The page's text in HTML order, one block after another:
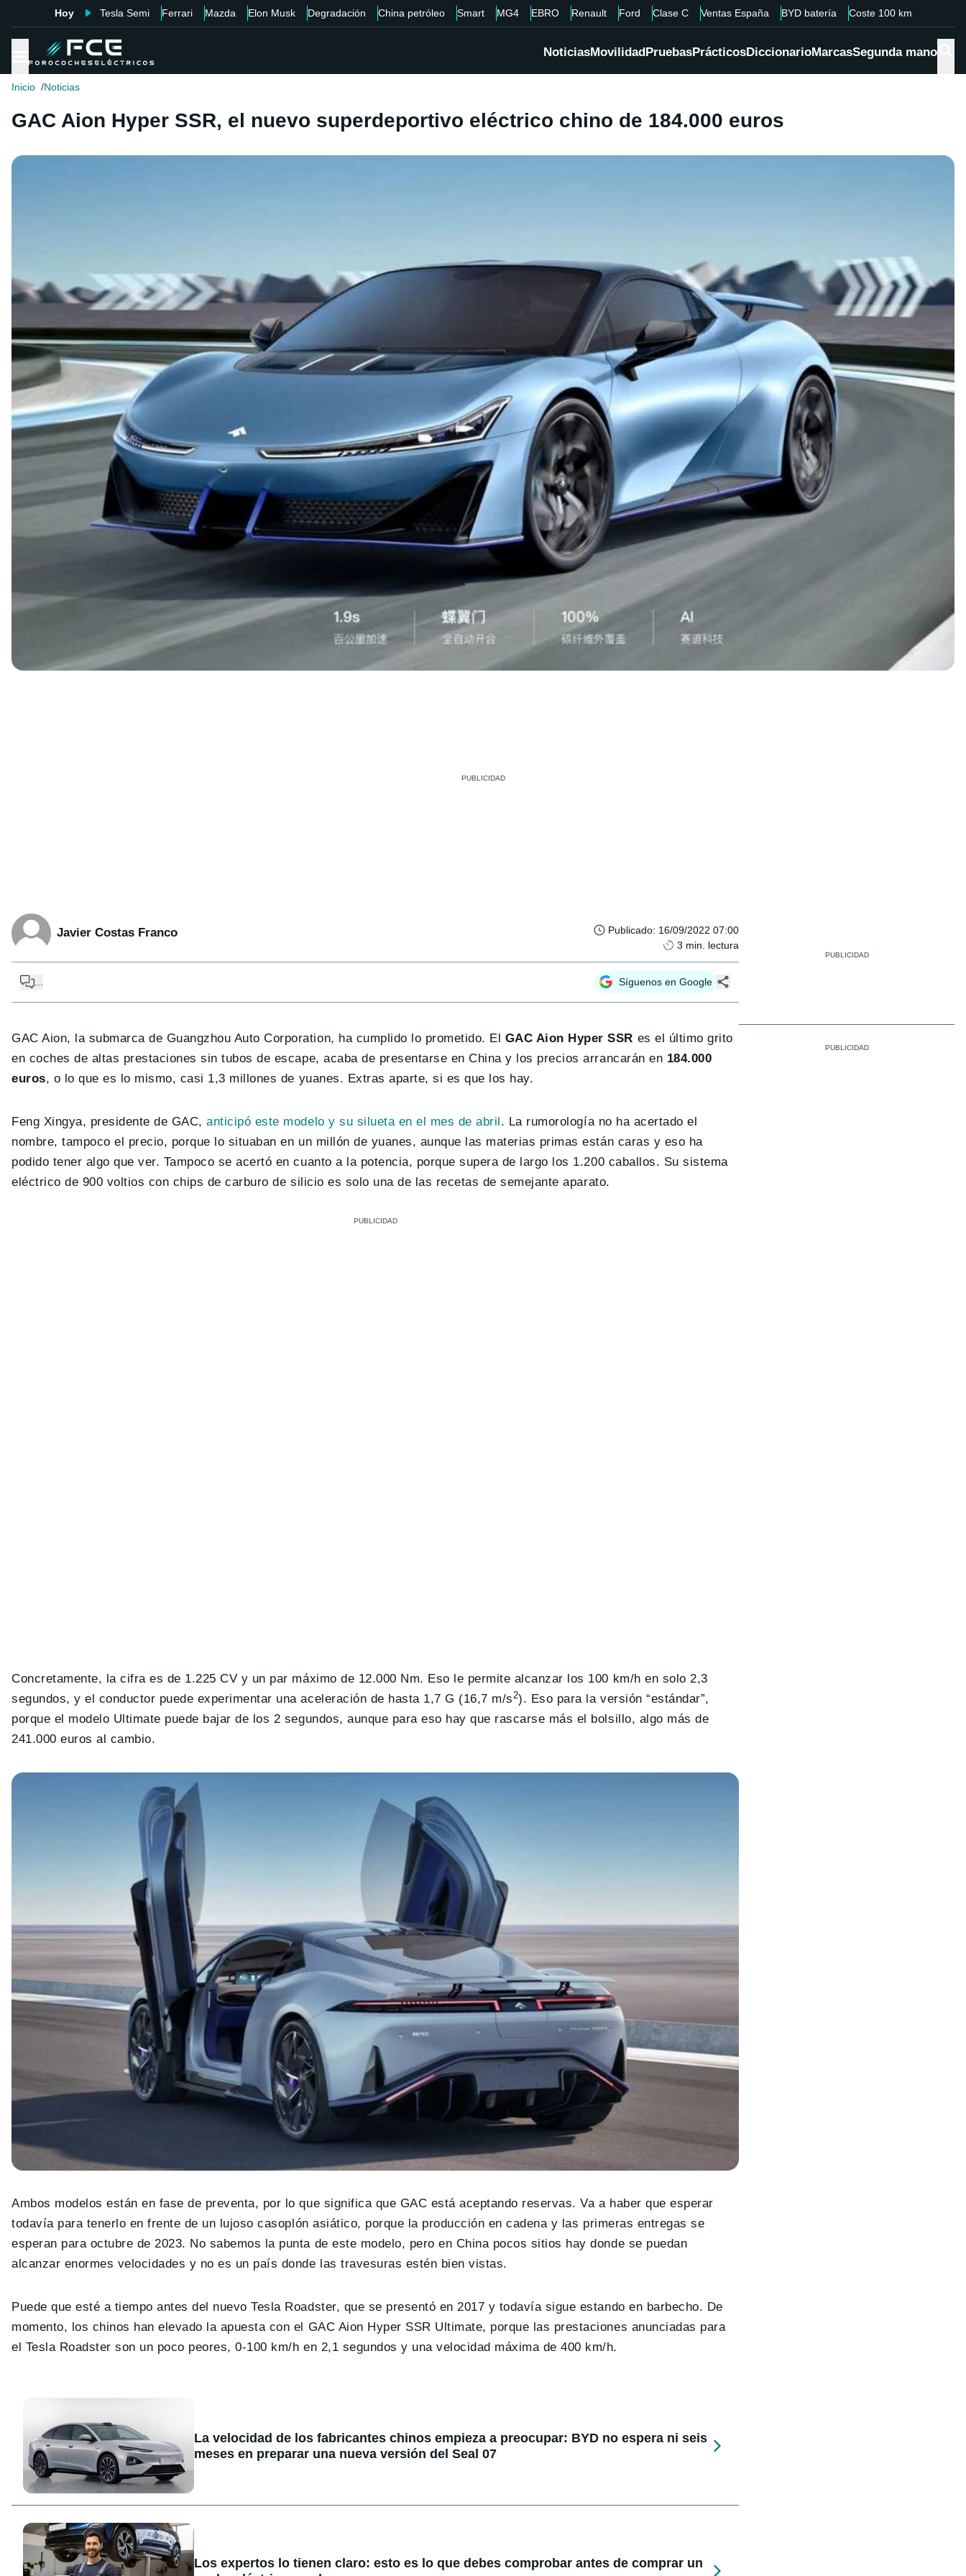
Hoy Tesla Semi Ferrari Mazda Elon Musk Degradación China petróleo Smart MG4 EBRO Renault Ford Clase C Ventas España BYD batería Coste 100 km
NoticiasMovilidadPruebasPrácticosDiccionarioMarcasSegunda mano
Inicio Noticias
GAC Aion Hyper SSR, el nuevo superdeportivo eléctrico chino de 184.000 euros
Javier Costas Franco Publicado: 16/09/2022 07:00
3 min. lectura
Síguenos en Google
GAC Aion, la submarca de Guangzhou Auto Corporation, ha cumplido lo prometido. El GAC Aion Hyper SSR es el último grito
en coches de altas prestaciones sin tubos de escape, acaba de presentarse en China y los precios arrancarán en 184.000
euros, o lo que es lo mismo, casi 1,3 millones de yuanes. Extras aparte, si es que los hay.
Feng Xingya, presidente de GAC,anticipó este modelo y su silueta en el mes de abril. La rumorología no ha acertado el
nombre, tampoco el precio, porque lo situaban en un millón de yuanes, aunque las materias primas están caras y eso ha
podido tener algo que ver. Tampoco se acertó en cuanto a la potencia, porque supera de largo los 1.200 caballos. Su sistema
eléctrico de 900 voltios con chips de carburo de silicio es solo una de las recetas de semejante aparato.
Concretamente, la cifra es de 1.225 CV y un par máximo de 12.000 Nm. Eso le permite alcanzar los 100 km/h en solo 2,3
segundos, y el conductor puede experimentar una aceleración de hasta 1,7 G (16,7 m/s 2). Eso para la versión “estándar”,
porque el modelo Ultimate puede bajar de los 2 segundos, aunque para eso hay que rascarse más el bolsillo, algo más de
241.000 euros al cambio.
Ambos modelos están en fase de preventa, por lo que significa que GAC está aceptando reservas. Va a haber que esperar
todavía para tenerlo en frente de un lujoso casoplón asiático, porque la producción en cadena y las primeras entregas se
esperan para octubre de 2023. No sabemos la punta de este modelo, pero en China pocos sitios hay donde se puedan
alcanzar enormes velocidades y no es un país donde las travesuras estén bien vistas.
Puede que esté a tiempo antes del nuevo Tesla Roadster, que se presentó en 2017 y todavía sigue estando en barbecho. De
momento, los chinos han elevado la apuesta con el GAC Aion Hyper SSR Ultimate, porque las prestaciones anunciadas para
el Tesla Roadster son un poco peores, 0-100 km/h en 2,1 segundos y una velocidad máxima de 400 km/h.
La velocidad de los fabricantes chinos empieza a preocupar: BYD no espera ni seis
meses en preparar una nueva versión del Seal 07
Los expertos lo tienen claro: esto es lo que debes comprobar antes de comprar un